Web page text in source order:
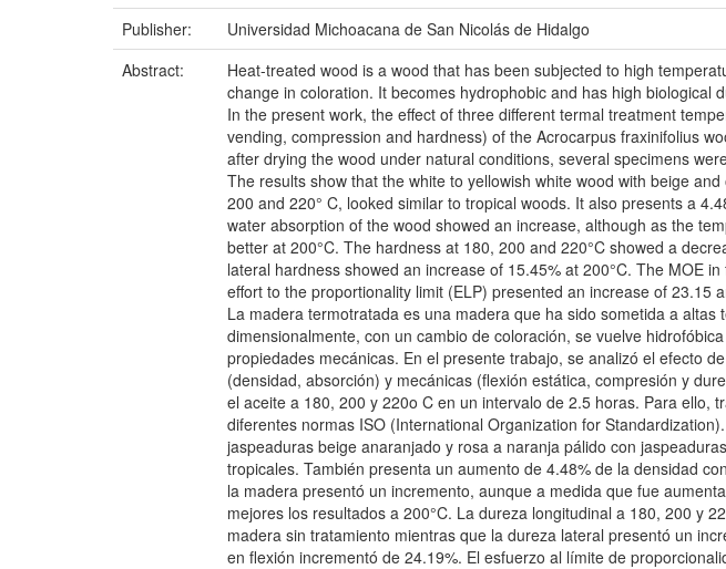
Publisher:
Universidad Michoacana de San Nicolás de Hidalgo
Abstract:
Heat-treated wood is a wood that has been subjected to high
change in coloration. It becomes hydrophobic and has high biological
In the present work, the effect of three different termal treatment
vending, compression and hardness) of the Acrocarpus fraxinifolius
after drying the wood under natural conditions, several specimens
The results show that the white to yellowish white wood with beige
200 and 220° C, looked similar to tropical woods. It also presents a
water absorption of the wood showed an increase, although as the
better at 200°C. The hardness at 180, 200 and 220°C showed a
lateral hardness showed an increase of 15.45% at 200°C. The MOE
effort to the proportionality limit (ELP) presented an increase of 23.15
La madera termotratada es una madera que ha sido sometida a
dimensionalmente, con un cambio de coloración, se vuelve
propiedades mecánicas. En el presente trabajo, se analizó el efecto
(densidad, absorción) y mecánicas (flexión estática, compresión y
el aceite a 180, 200 y 220o C en un intervalo de 2.5 horas. Para ello,
diferentes normas ISO (International Organization for
jaspeaduras beige anaranjado y rosa a naranja pálido con
tropicales. También presenta un aumento de 4.48% de la densidad
la madera presentó un incremento, aunque a medida que fue
mejores los resultados a 200°C. La dureza longitudinal a 180, 200 y
madera sin tratamiento mientras que la dureza lateral presentó un
en flexión incrementó de 24.19%. El esfuerzo al límite de